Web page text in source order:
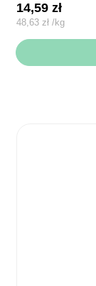
14,59zł
48,63zł /kg